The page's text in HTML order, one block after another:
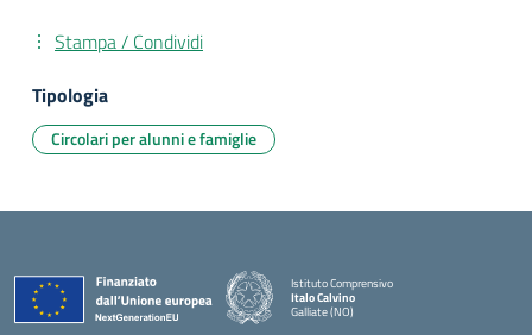
Stampa / Condividi
Tipologia
Circolari per alunni e famiglie
Istituto Comprensivo
Italo Calvino
Galliate (NO)